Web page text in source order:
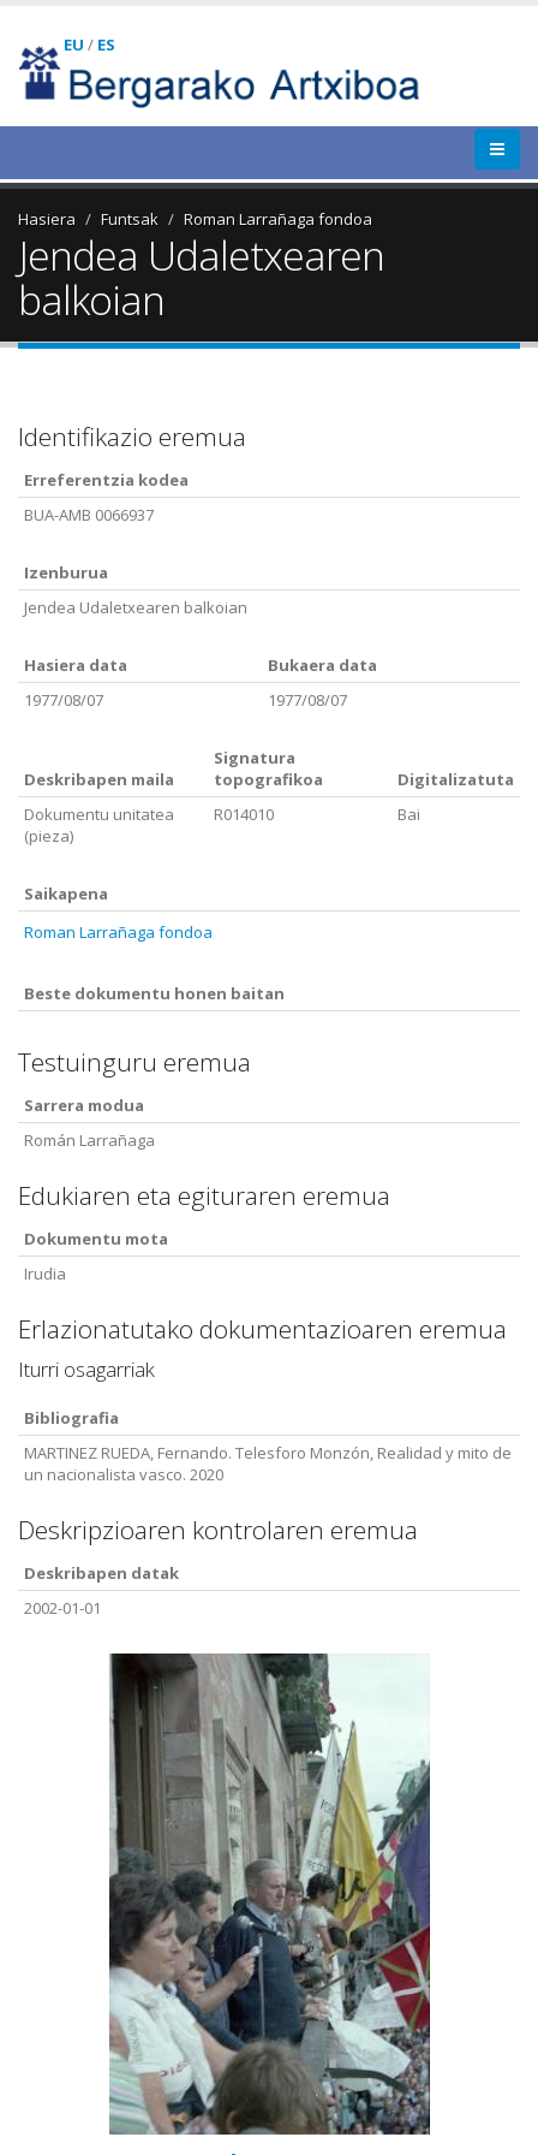
EU / ES
Hasiera Funtsak Roman Larrañaga fondoa
Jendea Udaletxearen
balkoian
Identifikazio eremua
Erreferentzia kodea
BUA-AMB 0066937
Izenburua
Jendea Udaletxearen balkoian
Hasiera data
Bukaera data
1977/08/07
1977/08/07
Deskribapen maila
Signatura
topografikoa
Digitalizatuta
Dokumentu unitatea
(pieza)
R014010 Bai
Saikapena
Roman Larrañaga fondoa
Beste dokumentu honen baitan
Testuinguru eremua
Sarrera modua
Román Larrañaga
Edukiaren eta egituraren eremua
Dokumentu mota
Irudia
Erlazionatutako dokumentazioaren eremua
Iturri osagarriak
Bibliografia
MARTINEZ RUEDA, Fernando. Telesforo Monzón, Realidad y mito de
un nacionalista vasco. 2020
Deskripzioaren kontrolaren eremua
Deskribapen datak
2002-01-01